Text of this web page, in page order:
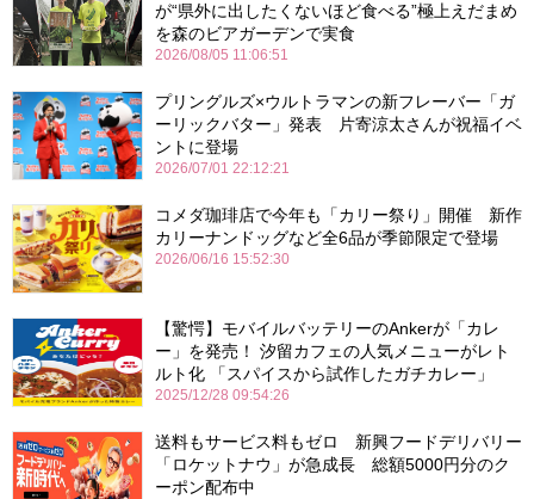
が“県外に出したくないほど食べる”極上えだまめ
を森のビアガーデンで実食
2026/08/05 11:06:51
プリングルズ×ウルトラマンの新フレーバー「ガ
ーリックバター」発表 片寄涼太さんが祝福イベ
ントに登場
2026/07/01 22:12:21
コメダ珈琲店で今年も「カリー祭り」開催 新作
カリーナンドッグなど全6品が季節限定で登場
2026/06/16 15:52:30
【驚愕】モバイルバッテリーのAnkerが「カレ
ー」を発売！ 汐留カフェの人気メニューがレト
ルト化 「スパイスから試作したガチカレー」
2025/12/28 09:54:26
送料もサービス料もゼロ 新興フードデリバリー
「ロケットナウ」が急成長 総額5000円分のク
ーポン配布中